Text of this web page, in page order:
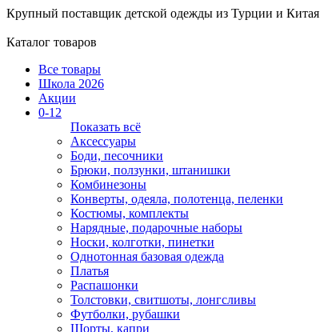
Крупный поставщик детской одежды из Турции и Китая
Каталог товаров
Все товары
Школа 2026
Акции
0-12
Показать всё
Аксессуары
Боди, песочники
Брюки, ползунки, штанишки
Комбинезоны
Конверты, одеяла, полотенца, пеленки
Костюмы, комплекты
Нарядные, подарочные наборы
Носки, колготки, пинетки
Однотонная базовая одежда
Платья
Распашонки
Толстовки, свитшоты, лонгсливы
Футболки, рубашки
Шорты, капри